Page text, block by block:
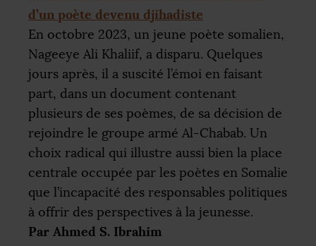
d’un poète devenu djihadiste
En octobre 2023, un jeune poète somalien,
Nageeye Ali Khaliif, a disparu. Quelques
jours après, il a suscité l’émoi en faisant
part, dans un document contenant
plusieurs de ses poèmes, de sa décision de
rejoindre le groupe armé Al-Chabab. Un
choix radical qui illustre aussi bien la place
centrale occupée par les poètes en Somalie
que l’incapacité des responsables politiques
à offrir des perspectives à la jeunesse.
Par Ahmed S. Ibrahim